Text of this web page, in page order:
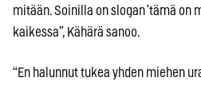
mitään. Soinilla on slogan ’tämä on
kaikessa”, Kähärä sanoo.
“En halunnut tukea yhden miehen